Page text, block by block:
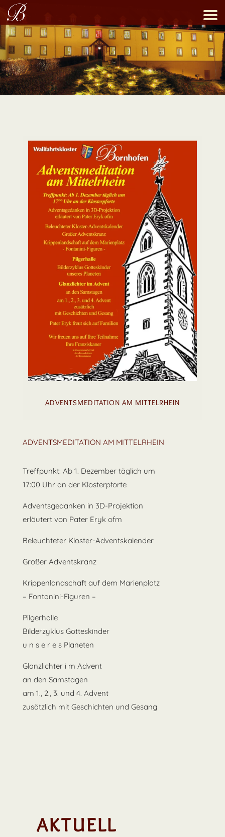
ADVENTSMEDITATION AM MITTELRHEIN
ADVENTSMEDITATION AM MITTELRHEIN
Treffpunkt: Ab 1. Dezember täglich um
17:00 Uhr an der Klosterpforte
Adventsgedanken in 3D-Projektion
erläutert von Pater Eryk ofm
Beleuchteter Kloster-Adventskalender
Großer Adventskranz
Krippenlandschaft auf dem Marienplatz
– Fontanini-Figuren –
Pilgerhalle
Bilderzyklus Gotteskinder
u n s e r e s Planeten
Glanzlichter i m Advent
an den Samstagen
am 1., 2., 3. und 4. Advent
zusätzlich mit Geschichten und Gesang
AKTUELL